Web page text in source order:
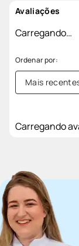
Avaliações
Carregando…
Mais
Carregando